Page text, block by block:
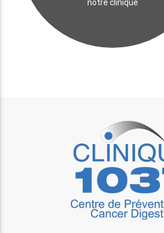
notre clinique